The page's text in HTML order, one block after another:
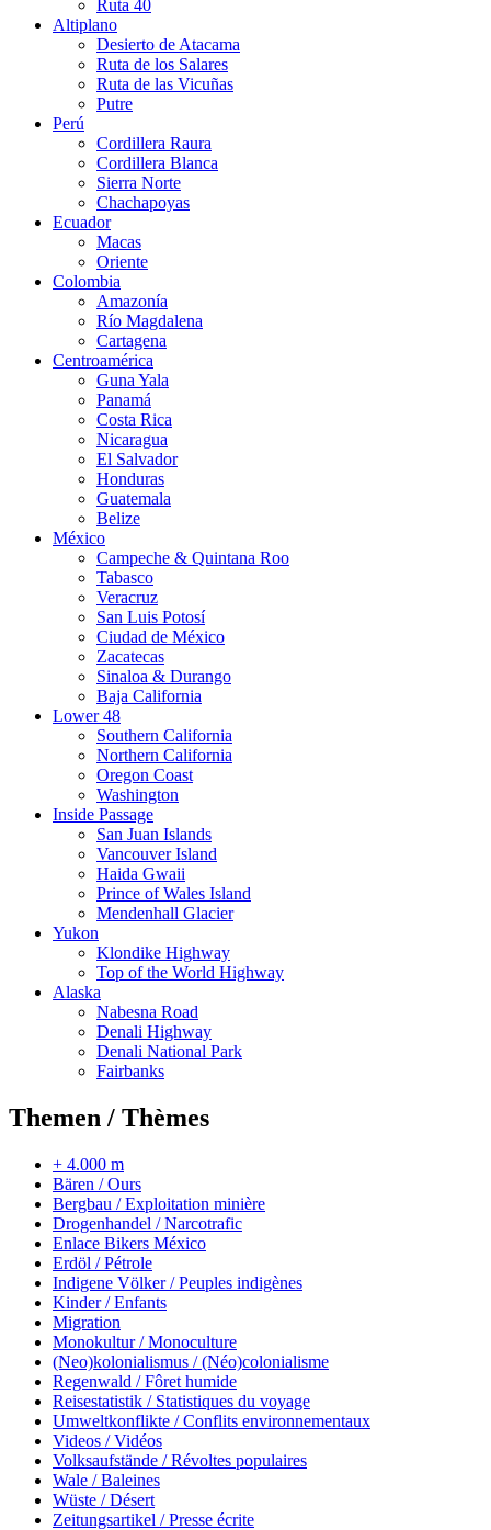
Ruta 40
Altiplano
Desierto de Atacama
Ruta de los Salares
Ruta de las Vicuñas
Putre
Perú
Cordillera Raura
Cordillera Blanca
Sierra Norte
Chachapoyas
Ecuador
Macas
Oriente
Colombia
Amazonía
Río Magdalena
Cartagena
Centroamérica
Guna Yala
Panamá
Costa Rica
Nicaragua
El Salvador
Honduras
Guatemala
Belize
México
Campeche & Quintana Roo
Tabasco
Veracruz
San Luis Potosí
Ciudad de México
Zacatecas
Sinaloa & Durango
Baja California
Lower 48
Southern California
Northern California
Oregon Coast
Washington
Inside Passage
San Juan Islands
Vancouver Island
Haida Gwaii
Prince of Wales Island
Mendenhall Glacier
Yukon
Klondike Highway
Top of the World Highway
Alaska
Nabesna Road
Denali Highway
Denali National Park
Fairbanks
Themen / Thèmes
+ 4.000 m
Bären / Ours
Bergbau / Exploitation minière
Drogenhandel / Narcotrafic
Enlace Bikers México
Erdöl / Pétrole
Indigene Völker / Peuples indigènes
Kinder / Enfants
Migration
Monokultur / Monoculture
(Neo)kolonialismus / (Néo)colonialisme
Regenwald / Fôret humide
Reisestatistik / Statistiques du voyage
Umweltkonflikte / Conflits environnementaux
Videos / Vidéos
Volksaufstände / Révoltes populaires
Wale / Baleines
Wüste / Désert
Zeitungsartikel / Presse écrite